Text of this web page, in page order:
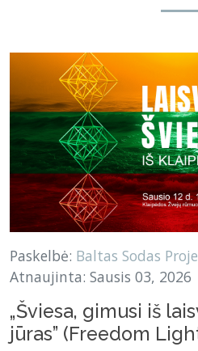
Paskelbė: Baltas Sodas
Atnaujinta: Sausis 03, 2026
„Šviesa, gimusi iš
jūras” (Freedom